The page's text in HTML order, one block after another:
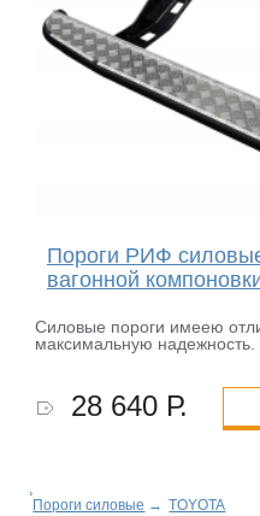
Пороги РИФ
вагонной
Силовые пороги имеею
максимальную надежность.
28 640 Р.
Пороги силовые → TOYOTA